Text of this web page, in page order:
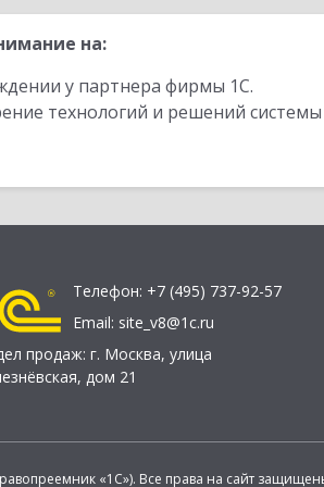
на:
у партнера фирмы 1С.
технологий и решений
Телефон: +7 (495) 737-92-57
Email: site_v8@1c.ru
продаж: г. Москва, улица
дом 21
«1С»). Все права на сайт